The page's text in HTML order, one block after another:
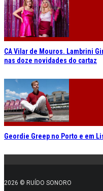
CA Vilar de Mouros. Lambrini
nas doze novidades do cartaz
Geordie Greep no Porto e em
2026 © RUÍDO SONORO